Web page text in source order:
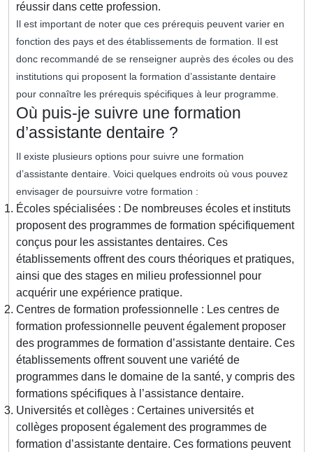
réussir dans cette profession.
Il est important de noter que ces prérequis peuvent varier en
fonction des pays et des établissements de formation. Il est
donc recommandé de se renseigner auprès des écoles ou des
institutions qui proposent la formation d’assistante dentaire
pour connaître les prérequis spécifiques à leur programme.
Où puis-je suivre une formation
d’assistante dentaire ?
Il existe plusieurs options pour suivre une formation
d’assistante dentaire. Voici quelques endroits où vous pouvez
envisager de poursuivre votre formation :
Écoles spécialisées : De nombreuses écoles et instituts
proposent des programmes de formation spécifiquement
conçus pour les assistantes dentaires. Ces
établissements offrent des cours théoriques et pratiques,
ainsi que des stages en milieu professionnel pour
acquérir une expérience pratique.
Centres de formation professionnelle : Les centres de
formation professionnelle peuvent également proposer
des programmes de formation d’assistante dentaire. Ces
établissements offrent souvent une variété de
programmes dans le domaine de la santé, y compris des
formations spécifiques à l’assistance dentaire.
Universités et collèges : Certaines universités et
collèges proposent également des programmes de
formation d’assistante dentaire. Ces formations peuvent